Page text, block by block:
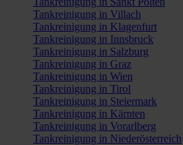
Tankreinigung in Villach
Tankreinigung in Klagenfurt
Tankreinigung in Innsbruck
Tankreinigung in Salzburg
Tankreinigung in Graz
Tankreinigung in Wien
Tankreinigung in Tirol
Tankreinigung in Steiermark
Tankreinigung in Kärnten
Tankreinigung in Vorarlberg
Tankreinigung in Niederösterreich